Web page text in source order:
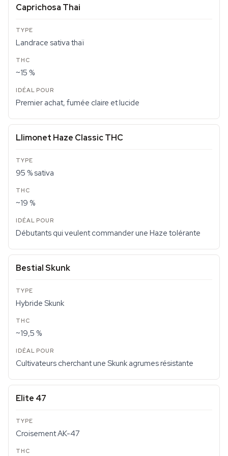
Caprichosa Thai
Landrace sativa thaï
~15 %
Premier achat, fumée claire et lucide
Llimonet Haze Classic THC
95 % sativa
~19 %
Débutants qui veulent commander une Haze tolérante
Bestial Skunk
Hybride Skunk
~19,5 %
Cultivateurs cherchant une Skunk agrumes résistante
Elite 47
Croisement AK-47